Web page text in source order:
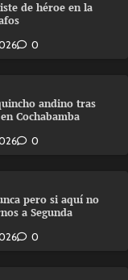
de héroe en la
0
andino tras
Cochabamba
0
pero si aquí no
a Segunda
0